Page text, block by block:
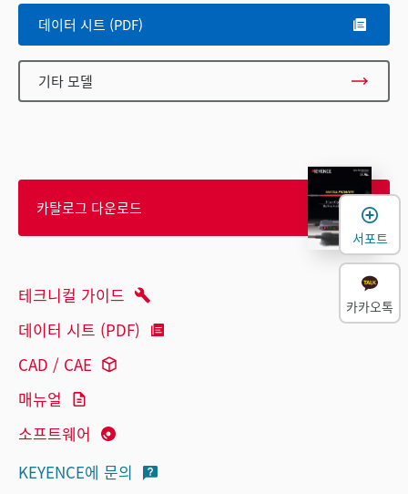
데이터 시트 (PDF)
기타 모델
카탈로그 다운로드
테크니컬 가이드
데이터 시트 (PDF)
CAD / CAE
매뉴얼
소프트웨어
KEYENCE에 문의
서포트
카카오톡